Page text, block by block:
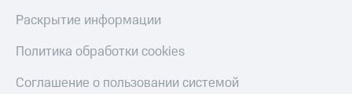
Раскрытие информации
Политика обработки cookies
Соглашение о пользовании системой